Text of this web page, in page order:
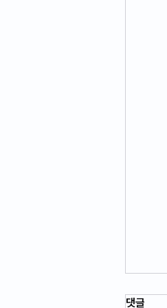
댓글